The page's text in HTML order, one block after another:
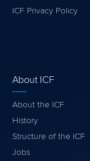
ICF Privacy Policy
About ICF
About the ICF
History
Structure of the ICF
Jobs